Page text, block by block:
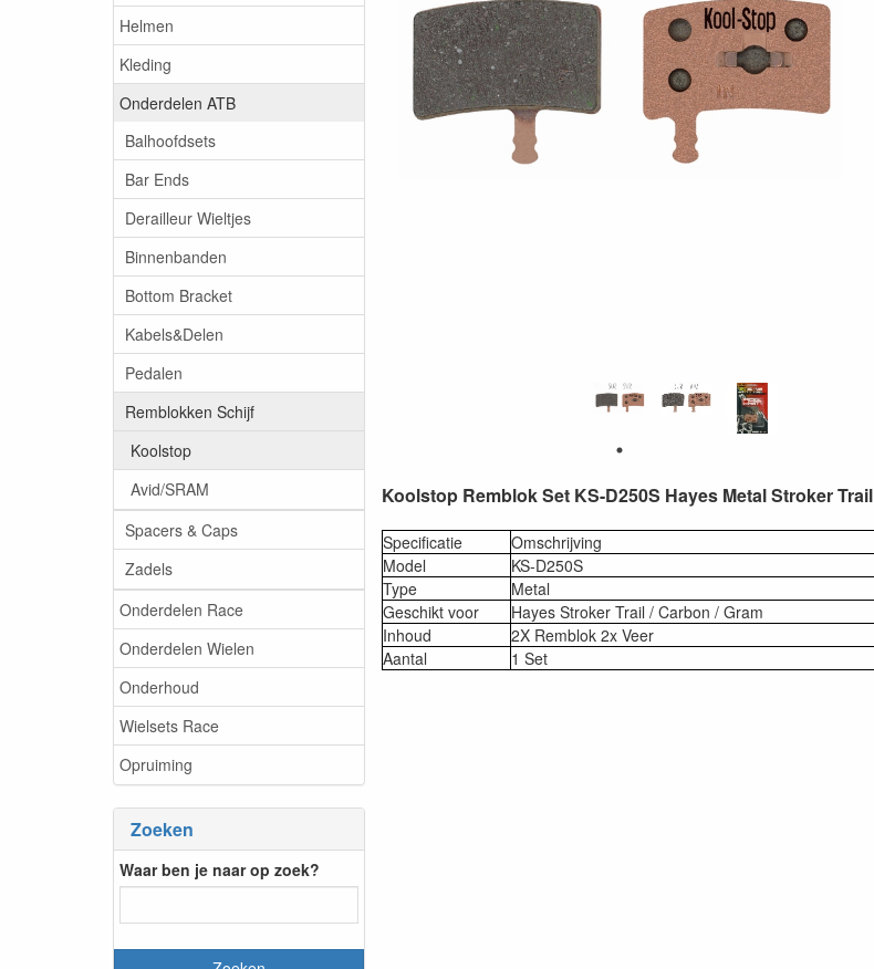
Helmen
Kleding
Onderdelen ATB
Balhoofdsets
Bar Ends
Derailleur Wieltjes
Binnenbanden
Bottom Bracket
Kabels&Delen
Pedalen
Remblokken Schijf
Koolstop
Avid/SRAM
Spacers & Caps
Zadels
Onderdelen Race
Onderdelen Wielen
Onderhoud
Wielsets Race
Opruiming
Zoeken
Waar ben je naar op zoek?
Koolstop Remblok Set KS-D250S Hayes Metal Stroker Trail
Specificatie
Omschrijving
Model
KS-D250S
Type
Metal
Geschikt voor
Hayes Stroker Trail / Carbon / Gram
Inhoud
2X Remblok 2x Veer
Aantal
1 Set